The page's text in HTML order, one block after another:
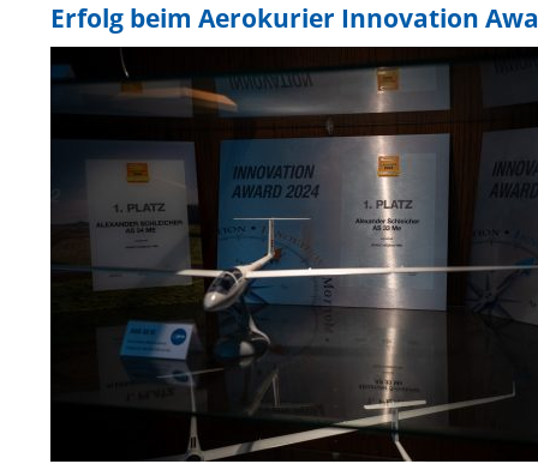
Erfolg beim Aerokurier Innovation